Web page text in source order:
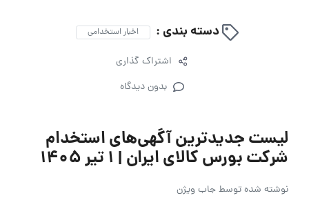
دسته بندی : اخبار استخدامی
اشتراک گذاری
بدون دیدگاه
لیست جدیدترین آگهی‌های استخدام
شرکت بورس کالای ایران | ۱ تیر ۱۴۰۵
نوشته شده توسطجاب ویژن